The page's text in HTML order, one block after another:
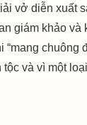
vở diễn xuất
giám khảo và
“mang chuông
và vì một